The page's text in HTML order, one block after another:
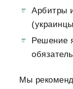
Арбитры
Решение
Мы